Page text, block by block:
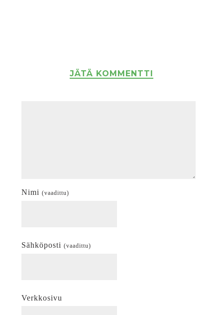
JÄTÄ KOMMENTTI
Nimi (vaadittu)
Sähköposti (vaadittu)
Verkkosivu